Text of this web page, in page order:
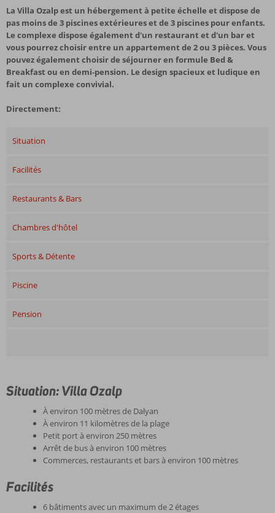
La Villa Ozalp est un hébergement à petite échelle et dispose de
pas moins de 3 piscines extérieures et de 3 piscines pour enfants.
Le complexe dispose également d'un restaurant et d'un bar et
vous pourrez choisir entre un appartement de 2 ou 3 pièces. Vous
pouvez également choisir de séjourner en formule Bed &
Breakfast ou en demi-pension. Le design spacieux et ludique en
fait un complexe convivial.
Directement:
Situation
Facilités
Restaurants & Bars
Chambres d'hôtel
Sports & Détente
Piscine
Pension
Situation: Villa Ozalp
À environ 100 mètres de Dalyan
À environ 11 kilomètres de la plage
Petit port à environ 250 mètres
Arrêt de bus à environ 100 mètres
Commerces, restaurants et bars à environ 100 mètres
Facilités
6 bâtiments avec un maximum de 2 étages